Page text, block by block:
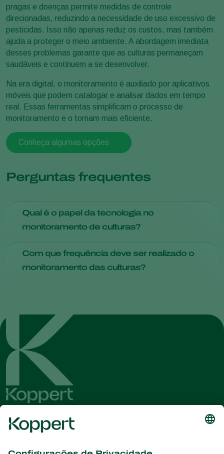
pragas e doenças permite medidas de controle
direcionadas, reduzindo a necessidade de uso excessivo de
pesticidas. Isso não apenas reduz os custos, mas também
ajuda a proteger o meio ambiente. A abordagem imediata
desses problemas garante que as culturas permaneçam
saudáveis e continuem a se desenvolver.
Na era digital, o monitoramento é auxiliado por aplicativos
móveis que podem catalogar e analisar dados em tempo
real. Essas ferramentas simplificam o processo de
monitoramento e o tornam mais eficiente.
Conheça algumas opções
Perguntas frequentes
Qual é o papel da tecnologia no
monitoramento de culturas?
monitoramento de cultivos. Ela permite que os agricultores
coletem dados em tempo real e tomem decisões
Com que frequência deve ser realizado o
monitoramento das culturas?
podem exigir atenção diária durante as fases críticas de
crescimento.